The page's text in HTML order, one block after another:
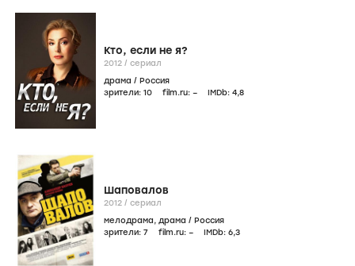
Кто, если не я?
2012 / сериал
драма / Россия
зрители: 10 film.ru: – IMDb: 4,8
Шаповалов
2012 / сериал
мелодрама, драма / Россия
зрители: 7 film.ru: – IMDb: 6,3